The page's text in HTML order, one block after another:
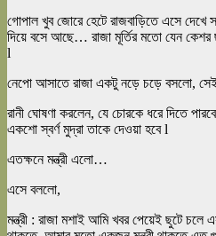
গোপাল খুব জোরে হেটে রাজবাড়িতে এসে দেখে
দিয়ে বসে আছে… রাজা মূর্তির মতো যেন কেশর
l
নেপো আসাতে রাজা একটু নড়ে চড়ে বসলো,
রানী ঘোষণা করলেন, যে চোরকে ধরে দিতে
একশো স্বর্ণ মুদ্রা তাকে দেওয়া হবে l
এতক্ষনে মন্ত্রী এলো…
এসে বললো,
মন্ত্রী : রাজা মশাই আমি খবর পেয়েই ছুটে